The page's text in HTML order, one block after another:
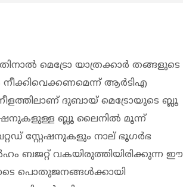
മെട്രോ യാത്രക്കാർ തങ്ങളുടെ
ആർടിഎ
നീളത്തിലാണ് ദുബായ് മെട്രോയുടെ ബ്ലൂ
ബ്ലൂ ലൈനിൽ മൂന്ന്
സ്റ്റേഷനുകളും നാല് ഭൂഗർഭ
ബജറ്റ് വകയിരുത്തിയിരിക്കുന്ന ഈ
പൊതുജനങ്ങൾക്കായി